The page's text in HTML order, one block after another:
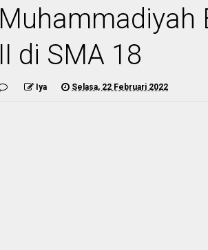
Muhammadiyah
II di SMA 18
Iya Selasa, 22 Februari 2022